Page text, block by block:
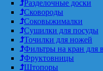
Разделочные доски
Сковороды
Соковыжималки
Сушилки для посуды
Точилки для ножей
Фильтры на кран для
Фруктовницы
Штопоры